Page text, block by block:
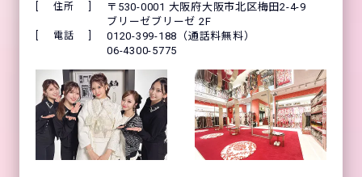
住所
〒530-0001 大阪府大阪市北区梅田2-4-9
ブリーゼブリーゼ 2F
電話
0120-399-188（通話料無料）
06-4300-5775